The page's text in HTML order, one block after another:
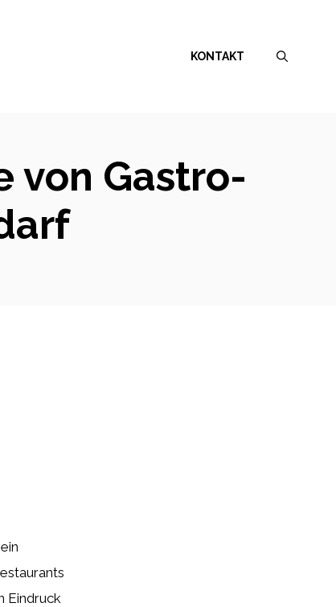
KONTAKT
von Gastro-
Eindruck